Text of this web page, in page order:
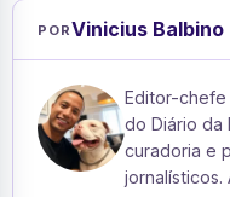
PORVinicius Balbino
Editor-
do Diário da
curadoria e
jornalísticos.